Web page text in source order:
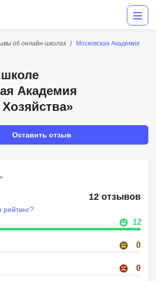
об онлайн-школах
Московская Академия
Академия
Оставить отзыв
12 отзывов
12
0
0
рейтинг?